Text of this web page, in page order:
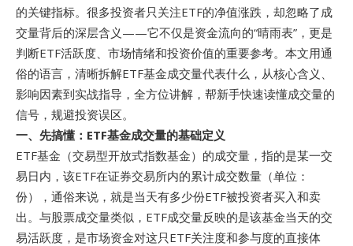
的关键指标。很多投资者只关注ETF的净值涨跌，却忽略了成
交量背后的深层含义——它不仅是资金流向的“晴雨表”，更是
判断ETF活跃度、市场情绪和投资价值的重要参考。本文用通
俗的语言，清晰拆解ETF基金成交量代表什么，从核心含义、
影响因素到实战指导，全方位讲解，帮新手快速读懂成交量的
信号，规避投资误区。
一、先搞懂：ETF基金成交量的基础定义
ETF基金（交易型开放式指数基金）的成交量，指的是某一交
易日内，该ETF在证券交易所内的累计成交数量（单位：
份），通俗来说，就是当天有多少份ETF被投资者买入和卖
出。与股票成交量类似，ETF成交量反映的是该基金当天的交
易活跃度，是市场资金对这只ETF关注度和参与度的直接体